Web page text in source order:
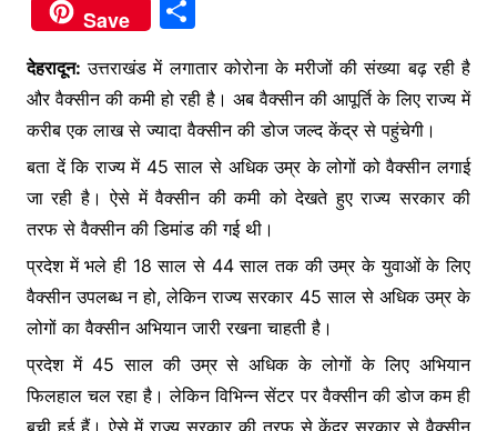
c
e
b
o
o
k
itt
er
at
s
A
p
p
s
e
n
g
er
Save
S
ar
e
देहरादून: उत्तराखंड में लगातार कोरोना के मरीजों की संख्या बढ़ रही है
और वैक्सीन की कमी हो रही है। अब वैक्सीन की आपूर्ति के लिए राज्य में
करीब एक लाख से ज्यादा वैक्सीन की डोज जल्द केंद्र से पहुंचेगी।
बता दें कि राज्य में 45 साल से अधिक उम्र के लोगों को वैक्सीन लगाई
जा रही है। ऐसे में वैक्सीन की कमी को देखते हुए राज्य सरकार की
तरफ से वैक्सीन की डिमांड की गई थी।
प्रदेश में भले ही 18 साल से 44 साल तक की उम्र के युवाओं के लिए
वैक्सीन उपलब्ध न हो, लेकिन राज्य सरकार 45 साल से अधिक उम्र के
लोगों का वैक्सीन अभियान जारी रखना चाहती है।
प्रदेश में 45 साल की उम्र से अधिक के लोगों के लिए अभियान
फिलहाल चल रहा है। लेकिन विभिन्न सेंटर पर वैक्सीन की डोज कम ही
बची हुई हैं। ऐसे में राज्य सरकार की तरफ से केंद्र सरकार से वैक्सीन